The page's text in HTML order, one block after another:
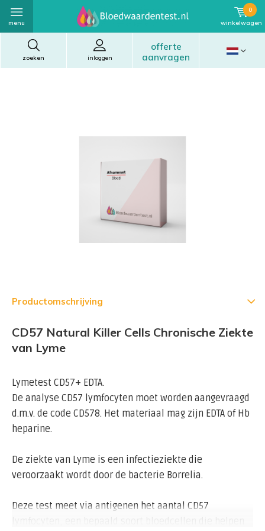
zoeken
offerte
aanvragen
inloggen
menu winkelwagen
0
Productomschrijving
CD57 Natural Killer Cells Chronische Ziekte
van Lyme
Lymetest CD57+ EDTA.
De analyse CD57 lymfocyten moet worden aangevraagd
d.m.v. de code CD578. Het materiaal mag zijn EDTA of Hb
heparine.
De ziekte van Lyme is een infectieziekte die
veroorzaakt wordt door de bacterie Borrelia.
Deze test meet via antigenen het aantal CD57